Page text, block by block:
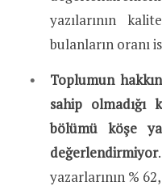
yazılarının
bulanların oranı
Toplumun
sahip olmadığı
bölümü köşe
değerlendirmiyor
yazarlarının %